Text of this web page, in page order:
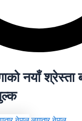
नयाँ श्रेस्ता